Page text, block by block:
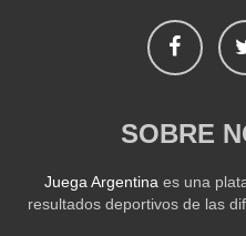
SOBRE
Juega Argentinaes una
resultados deportivos de las